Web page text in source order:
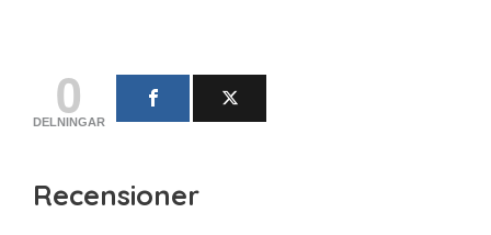
0
DELNINGAR
Recensioner